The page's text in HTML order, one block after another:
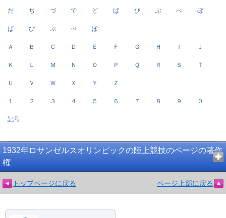
だ ぢ づ で ど ば び ぶ べ ぼ
ぱ ぴ ぷ ぺ ぽ
Ａ Ｂ Ｃ Ｄ Ｅ Ｆ Ｇ Ｈ Ｉ Ｊ
Ｋ Ｌ Ｍ Ｎ Ｏ Ｐ Ｑ Ｒ Ｓ Ｔ
Ｕ Ｖ Ｗ Ｘ Ｙ Ｚ
１ ２ ３ ４ ５ ６ ７ ８ ９ ０
記号
1932年ロサンゼルスオリンピックの陸上競技のページの著作
権
トップページに戻る ページ上部に戻る